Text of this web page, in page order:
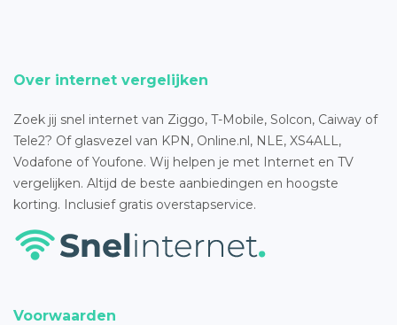
Over internet vergelijken
Zoek jij snel internet van Ziggo, T-Mobile, Solcon, Caiway of
Tele2? Of glasvezel van KPN, Online.nl, NLE, XS4ALL,
Vodafone of Youfone. Wij helpen je met Internet en TV
vergelijken. Altijd de beste aanbiedingen en hoogste
korting. Inclusief gratis overstapservice.
Voorwaarden